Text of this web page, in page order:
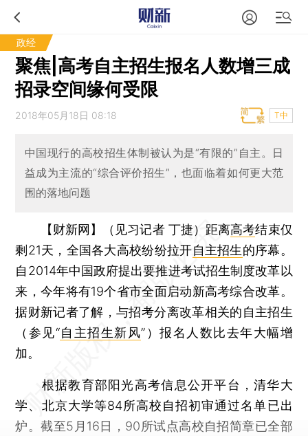
政经
聚焦|高考自主招生报名人数增三成
招录空间缘何受限
2018年05月18日 08:18 T中
中国现行的高校招生体制被认为是“有限的”自主。日
益成为主流的“综合评价招生”，也面临着如何更大范
围的落地问题
【财新网】（见习记者 丁捷） 距离高考结束仅
剩21天，全国各大高校纷纷拉开自主招生的序幕。
自2014年中国政府提出要推进考试招生制度改革以
来，今年将有19个省市全面启动新高考综合改革。
据财新记者了解，与招考分离改革相关的自主招生
（参见“自主招生新风”）报名人数比去年大幅增
加。
根据教育部阳光高考信息公开平台，清华大
学、北京大学等84所高校自招初审通过名单已出
炉。截至5月16日，90所试点高校自招简章已全部